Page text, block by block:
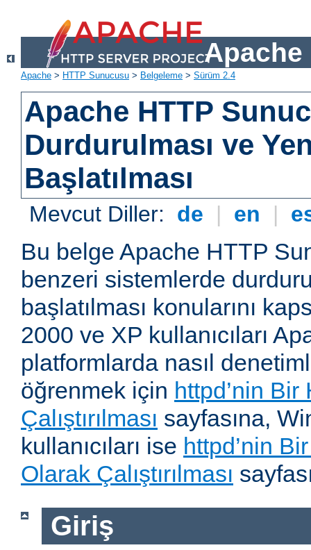
Apache
Apache > HTTP Sunucusu > Belgeleme > Sürüm 2.4
Apache HTTP
Durdurulması ve
Başlatılması
Mevcut Diller: de | en |
Bu belge Apache HTTP
benzeri sistemlerde
başlatılması konularını
2000 ve XP kullanıcıları
platformlarda nasıl
öğrenmek için httpd’nin
Çalıştırılması sayfasına,
kullanıcıları ise httpd’nin
Olarak Çalıştırılması
Giriş